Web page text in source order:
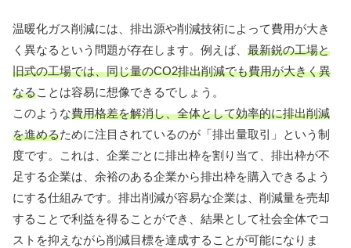
温暖化ガス削減には、排出源や削減技術によって費用が大き
く異なるという問題が存在します。例えば、 最新鋭の工場と
旧式の工場では、同じ量のCO2排出削減でも費用が大きく異
なることは容易に想像できるでしょう。
このような費用格差を解消し、全体として効率的に排出削減
を進めるために注目されているのが「排出量取引」という制
度です。これは、企業ごとに排出枠を割り当て、排出枠が不
足する企業は、余裕のある企業から排出枠を購入できるよう
にする仕組みです。排出削減が容易な企業は、削減量を売却
することで利益を得ることができ、結果として社会全体でコ
ストを抑えながら削減目標を達成することが可能になりま